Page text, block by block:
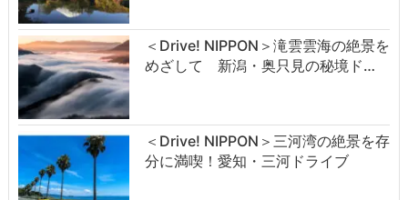
＜Drive! NIPPON＞滝雲雲海の絶景を
めざして 新潟・奥只見の秘境ド…
＜Drive! NIPPON＞三河湾の絶景を存
分に満喫！愛知・三河ドライブ